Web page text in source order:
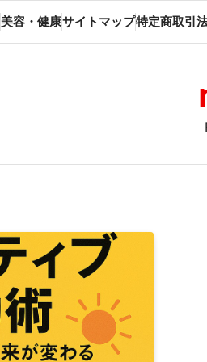
美容・健康サイトマップ特定商取引